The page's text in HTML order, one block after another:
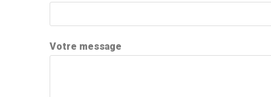
Votre message